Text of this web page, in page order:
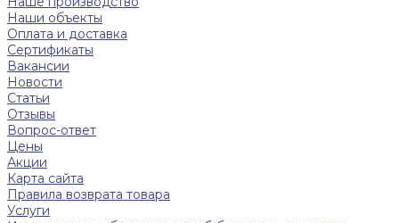
Наши объекты
Оплата и доставка
Сертификаты
Вакансии
Новости
Статьи
Отзывы
Вопрос-ответ
Цены
Акции
Карта сайта
Правила возврата товара
Услуги